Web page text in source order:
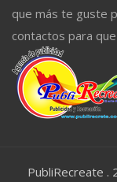
que más te guste
contactos para
PubliRecreate .